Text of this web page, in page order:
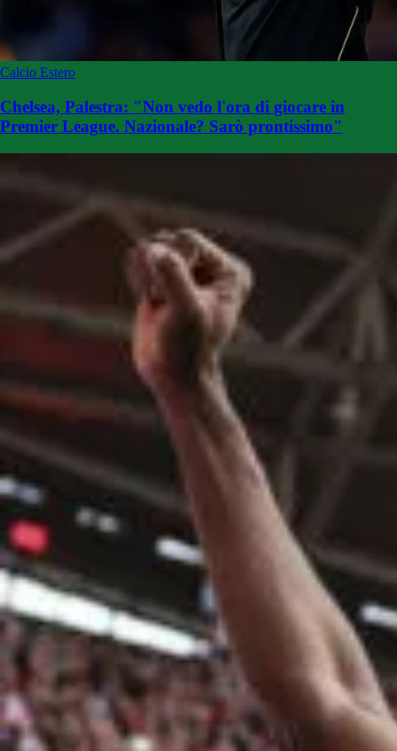
Calcio Estero
Chelsea, Palestra: "Non vedo l'ora di giocare in
Premier League. Nazionale? Sarò prontissimo"